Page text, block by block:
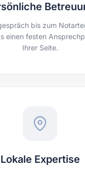
bis zum
einen festen
Ihrer Seite.
Lokale Expertise